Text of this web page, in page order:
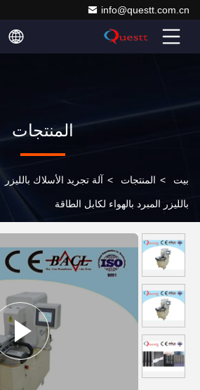
info@questt.com.cn
المنتجات
بيت > المنتجات > آلة تجريد الأسلاك بالليزر
بالليزر المبرد بالهواء لكابل الطاقة